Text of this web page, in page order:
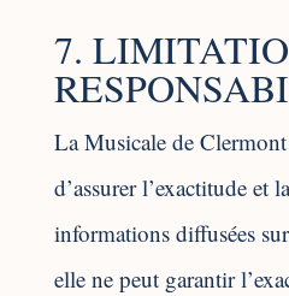
7.
La Musicale de Clermont
d’assurer l’exactitude et
informations diffusées
elle ne peut garantir